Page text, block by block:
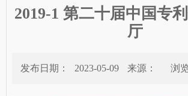
2019-1 第二十届中国专
厅
发布日期： 2023-05-09 来源： 浏